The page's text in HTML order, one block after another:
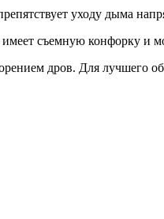
уходу дыма
съемную конфорку и
дров. Для лучшего